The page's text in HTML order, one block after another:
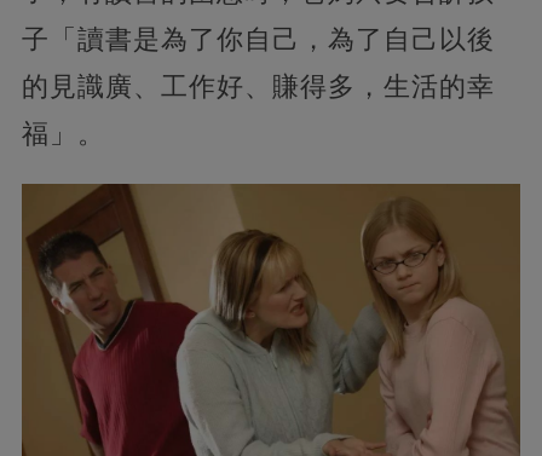
子「讀書是為了你自己，為了自己以後
的見識廣、工作好、賺得多，生活的幸
福」。